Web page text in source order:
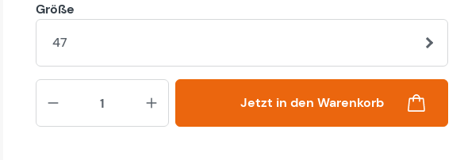
Größe
47
Produkt Anzahl: Gib den
Jetzt in den Warenkorb